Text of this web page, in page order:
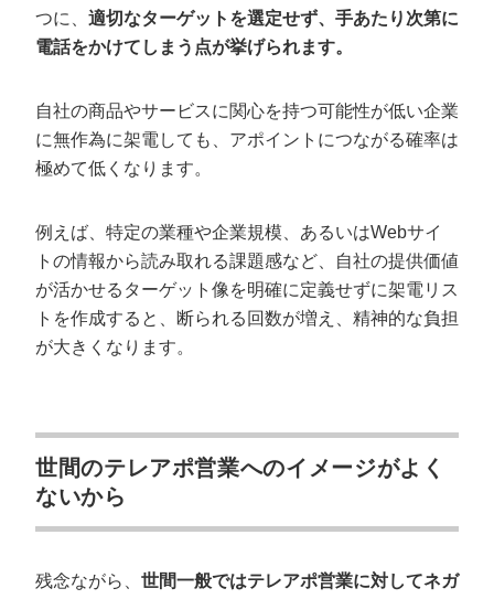
つに、 適切なターゲットを選定せず、手あたり次第に
電話をかけてしまう点が挙げられます。
自社の商品やサービスに関心を持つ可能性が低い企業
に無作為に架電しても、アポイントにつながる確率は
極めて低くなります。
例えば、特定の業種や企業規模、あるいはWebサイ
トの情報から読み取れる課題感など、自社の提供価値
が活かせるターゲット像を明確に定義せずに架電リス
トを作成すると、断られる回数が増え、精神的な負担
が大きくなります。
世間のテレアポ営業へのイメージがよく
ないから
残念ながら、 世間一般ではテレアポ営業に対してネガ